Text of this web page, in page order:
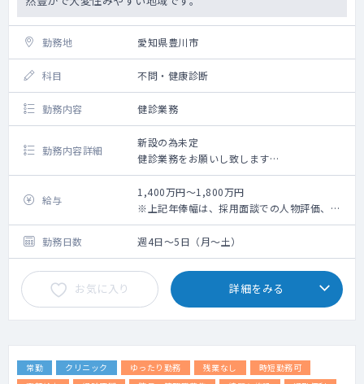
チ膠原病・循環器内科・頭痛外来など）
※内視鏡や気管支鏡等の機器を必要とするも
のは検討不可
勤務院・対象患者数・コマ数については要相
で通常の外来も実施いただきます
◇ 検査機器：心電図、HbA1C迅速測定器、ビ
ジュアルリーダー、等
一部の院でレントゲン・エコー
あり
《その他》
ぐに専門医に相談できる環境があります。
勤務地 愛知県豊川市
科目 不問・健康診断
勤務内容 健診業務
勤務内容詳細
新設の為未定
健診業務をお願いし致します
1：受診者の診察（火・金曜日午後健診有、
15：00～16：30）
2：問診、聴打診
3：健診判定
4：検査結果説明
5：健診スタッフとの連携
6：健診事業運営・品質向上への参画
電子カルテ（メーカー：CSI-ミライズ）
健診システム（タック）
給与
1,400万円～1,800万円
※上記年俸幅は、採用面談での人物評価、業
務内容詳細、個々スキルに応じて最終決定さ
せていただきます。
勤務日数 週4日～5日（月～土）
お気に入り 詳細をみる
常勤 クリニック ゆったり勤務 残業なし
時短勤務可